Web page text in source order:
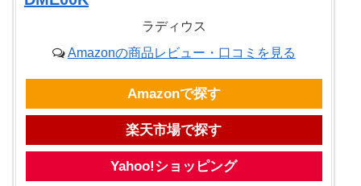
ラディウス
Amazonの商品レビュー・口コミを見る
Amazonで探す
楽天市場で探す
Yahoo!ショッピング